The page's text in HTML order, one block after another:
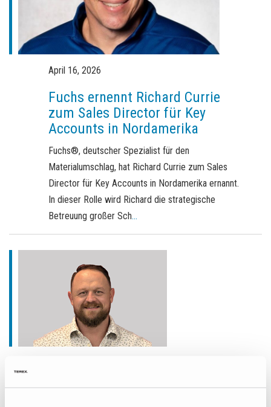
Merchandising
Karriere
Newsletter abonnieren
April 16, 2026
Fuchs ernennt Richard Currie
zum Sales Director für Key
Accounts in Nordamerika
Fuchs®, deutscher Spezialist für den
Materialumschlag, hat Richard Currie zum Sales
Director für Key Accounts in Nordamerika ernannt.
In dieser Rolle wird Richard die strategische
Betreuung großer Sch...